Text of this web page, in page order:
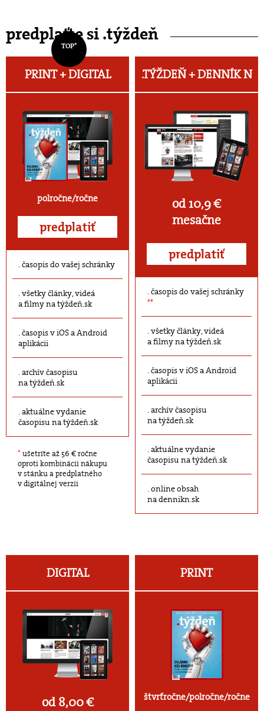
predplaťte si .týždeň
TOP*
PRINT + DIGITAL
polročne/ročne
predplatiť
časopis do vašej schránky
všetky články, videá
a filmy na týždeň.sk
časopis v iOS a Android
aplikácii
archív časopisu
na týždeň.sk
aktuálne vydanie
časopisu na týždeň.sk
* ušetríte až 56 € ročne
oproti kombinácii nákupu
v stánku a predplatného
v digitálnej verzii
.TÝŽDEŇ +DENNÍK N
od 10,9 €
mesačne
predplatiť
časopis do vašej schránky
**
všetky články, videá
a filmy na týždeň.sk
časopis v iOS a Android
aplikácii
archív časopisu
na týždeň.sk
aktuálne vydanie
časopisu na týždeň.sk
online obsah
na dennikn.sk
DIGITAL
od 8,00 €
PRINT
štvrťročne/polročne/ročne